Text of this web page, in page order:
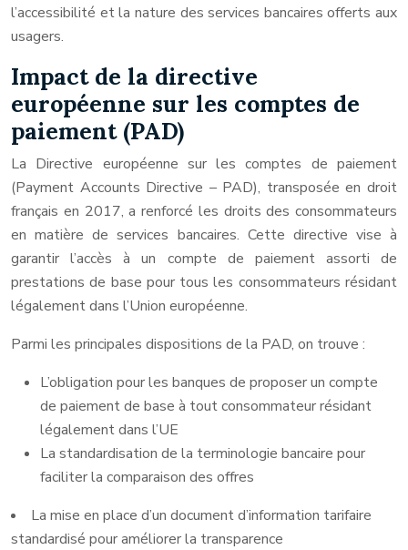
l’accessibilité et la nature des services bancaires offerts aux
usagers.
Impact de la directive
européenne sur les comptes de
paiement (PAD)
La Directive européenne sur les comptes de paiement
(Payment Accounts Directive – PAD), transposée en droit
français en 2017, a renforcé les droits des consommateurs
en matière de services bancaires. Cette directive vise à
garantir l’accès à un compte de paiement assorti de
prestations de base pour tous les consommateurs résidant
légalement dans l’Union européenne.
Parmi les principales dispositions de la PAD, on trouve :
L’obligation pour les banques de proposer un compte
de paiement de base à tout consommateur résidant
légalement dans l’UE
La standardisation de la terminologie bancaire pour
faciliter la comparaison des offres
La mise en place d’un document d’information tarifaire
standardisé pour améliorer la transparence